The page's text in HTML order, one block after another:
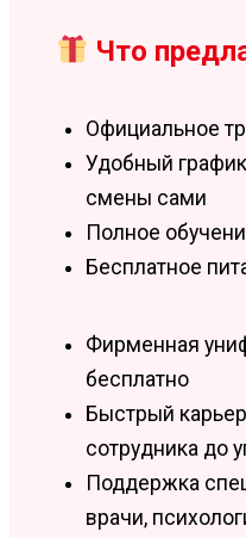
Что
Официальное
Удобный
смены сами
Полное
Бесплатное
Фирменная
бесплатно
Быстрый
сотрудника до
Поддержка
врачи,